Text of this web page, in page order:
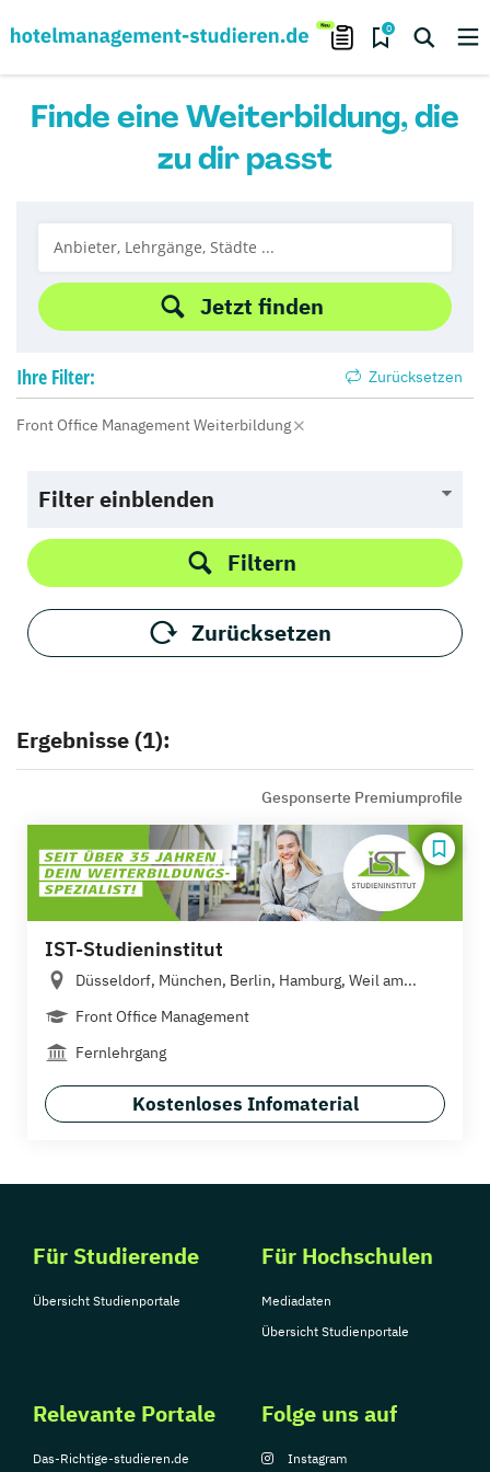
0
Finde eine Weiterbildung, die
zu dir passt
Jetzt finden
Ihre Filter: Zurücksetzen
Front Office Management Weiterbildung
Filter einblenden
Filtern
Zurücksetzen
Ergebnisse (1):
Gesponserte Premiumprofile
IST-Studieninstitut
Düsseldorf, München, Berlin, Hamburg, Weil am...
Front Office Management
Fernlehrgang
Kostenloses Infomaterial
Für Studierende
Übersicht Studienportale
Für Hochschulen
Mediadaten
Übersicht Studienportale
Relevante Portale
Das-Richtige-studieren.de
Folge uns auf
Instagram